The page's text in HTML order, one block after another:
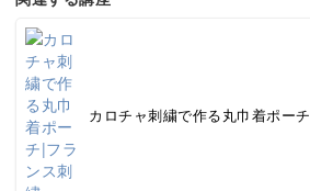
カロチャ刺繍で作る丸巾着ポーチ